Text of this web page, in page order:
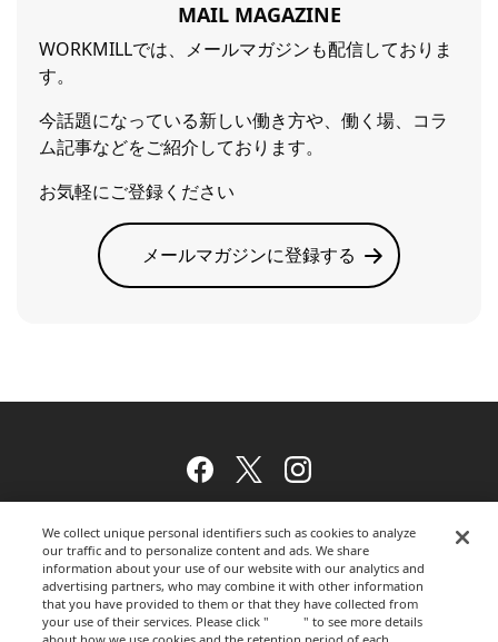
MAIL MAGAZINE
WORKMILLでは、メールマガジンも配信しておりま
す。
今話題になっている新しい働き方や、働く場、コラ
ム記事などをご紹介しております。
お気軽にご登録ください
メールマガジンに登録する
Facebook
TwitterInstagram
ウェブサイトのご利用について
We collect unique personal identifiers such as cookies to analyze
our traffic and to personalize content and ads. We share
information about your use of our website with our analytics and
advertising partners, who may combine it with other information
that you have provided to them or that they have collected from
your use of their services. Please click "
here" to see more details